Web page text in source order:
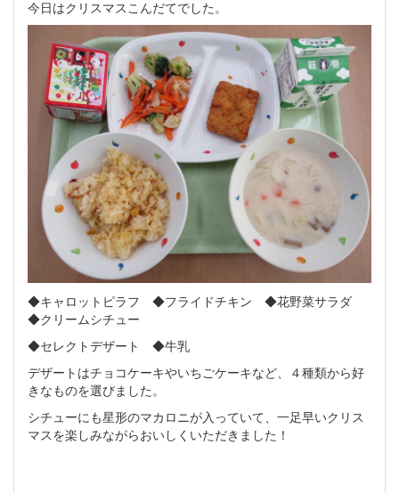
今日はクリスマスこんだてでした。
◆キャロットピラフ ◆フライドチキン ◆花野菜サラダ
◆クリームシチュー
◆セレクトデザート ◆牛乳
デザートはチョコケーキやいちごケーキなど、４種類から好
きなものを選びました。
シチューにも星形のマカロニが入っていて、一足早いクリス
マスを楽しみながらおいしくいただきました！